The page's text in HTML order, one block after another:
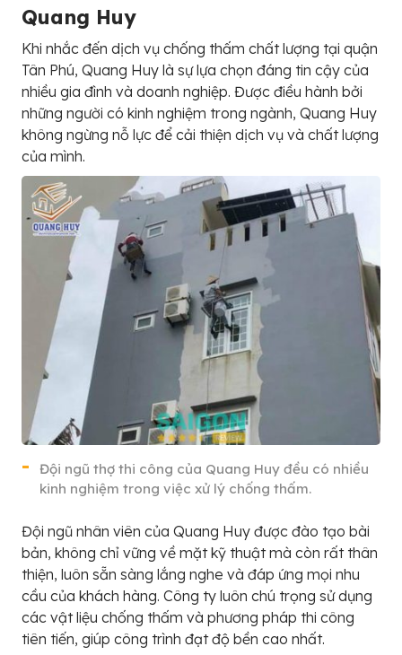
Quang Huy
Khi nhắc đến dịch vụ chống thấm chất lượng tại quận
Tân Phú, Quang Huy là sự lựa chọn đáng tin cậy của
nhiều gia đình và doanh nghiệp. Được điều hành bởi
những người có kinh nghiệm trong ngành, Quang Huy
không ngừng nỗ lực để cải thiện dịch vụ và chất lượng
của mình.
Đội ngũ thợ thi công của Quang Huy đều có nhiều
kinh nghiệm trong việc xử lý chống thấm.
Đội ngũ nhân viên của Quang Huy được đào tạo bài
bản, không chỉ vững về mặt kỹ thuật mà còn rất thân
thiện, luôn sẵn sàng lắng nghe và đáp ứng mọi nhu
cầu của khách hàng. Công ty luôn chú trọng sử dụng
các vật liệu chống thấm và phương pháp thi công
tiên tiến, giúp công trình đạt độ bền cao nhất.